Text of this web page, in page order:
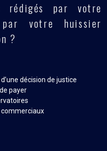
rédigés par votre
votre huissier
?
décision de justice
payer
commerciaux